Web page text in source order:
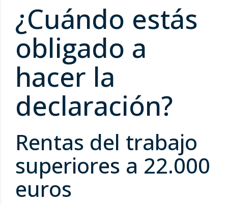
¿Cuándo estás
obligado a
hacer la
declaración?
Rentas del trabajo
superiores a 22.000
euros